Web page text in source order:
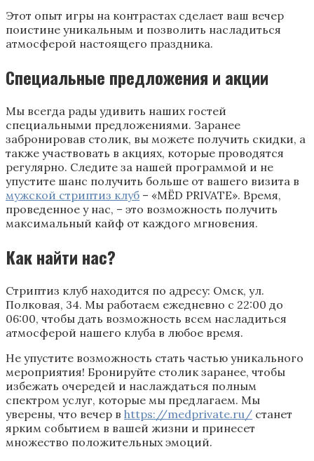
Этот опыт игры на контрастах сделает ваш вечер
поистине уникальным и позволить насладиться
атмосферой настоящего праздника.
Специальные предложения и акции
Мы всегда рады удивить наших гостей
специальными предложениями. Заранее
забронировав столик, вы можете получить скидки, а
также участвовать в акциях, которые проводятся
регулярно. Следите за нашей программой и не
упустите шанс получить больше от вашего визита в
мужской стриптиз клуб – «MЁD PRIVATE». Время,
проведенное у нас, – это возможность получить
максимальный кайф от каждого мгновения.
Как найти нас?
Стриптиз клуб находится по адресу: Омск, ул.
Полковая, 34. Мы работаем ежедневно с 22:00 до
06:00, чтобы дать возможность всем насладиться
атмосферой нашего клуба в любое время.
Не упустите возможность стать частью уникального
мероприятия! Бронируйте столик заранее, чтобы
избежать очередей и наслаждаться полным
спектром услуг, которые мы предлагаем. Мы
уверены, что вечер в https://medprivate.ru/ станет
ярким событием в вашей жизни и принесет
множество положительных эмоций.